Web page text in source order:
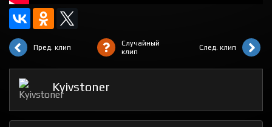
Пред. клип
Случайный
клип
След. клип
Kyivstoner